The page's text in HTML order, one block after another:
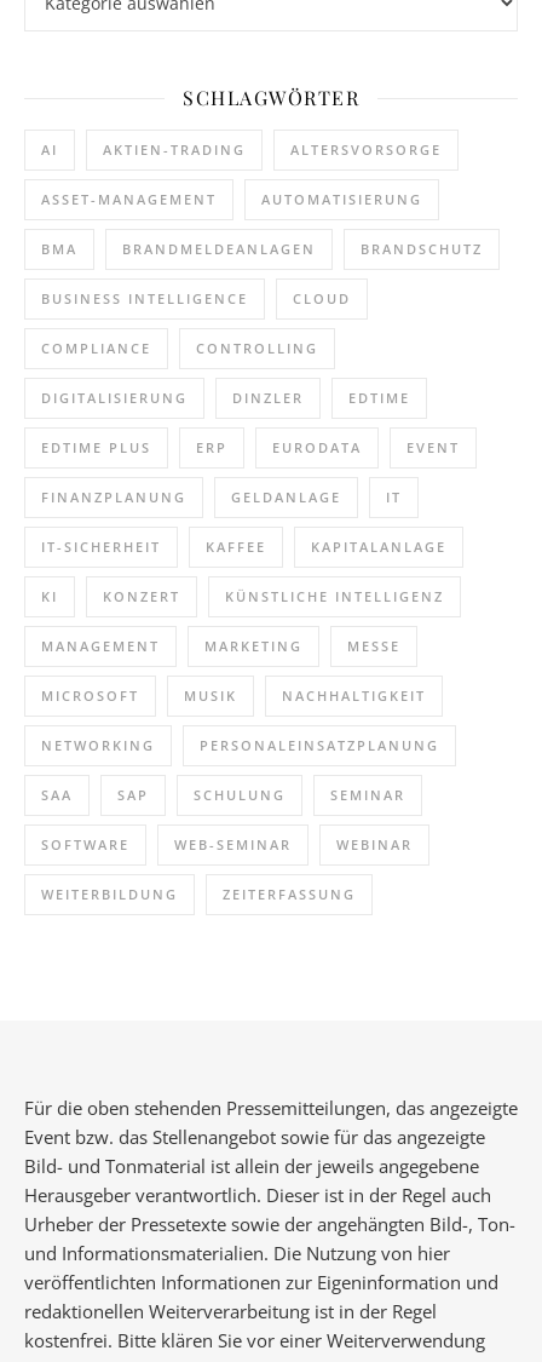
SCHLAGWÖRTER
AI AKTIEN-TRADING ALTERSVORSORGE
ASSET-MANAGEMENT AUTOMATISIERUNG
BMA BRANDMELDEANLAGEN BRANDSCHUTZ
BUSINESS INTELLIGENCE CLOUD
COMPLIANCE CONTROLLING
DIGITALISIERUNG DINZLER EDTIME
EDTIME PLUS ERP EURODATA EVENT
FINANZPLANUNG GELDANLAGE IT
IT-SICHERHEIT KAFFEE KAPITALANLAGE
KI KONZERT KÜNSTLICHE INTELLIGENZ
MANAGEMENT MARKETING MESSE
MICROSOFT MUSIK NACHHALTIGKEIT
NETWORKING PERSONALEINSATZPLANUNG
SAA SAP SCHULUNG SEMINAR
SOFTWARE WEB-SEMINAR WEBINAR
WEITERBILDUNG ZEITERFASSUNG
Für die oben stehenden Pressemitteilungen, das angezeigte
Event bzw. das Stellenangebot sowie für das angezeigte
Bild- und Tonmaterial ist allein der jeweils angegebene
Herausgeber verantwortlich. Dieser ist in der Regel auch
Urheber der Pressetexte sowie der angehängten Bild-, Ton-
und Informationsmaterialien. Die Nutzung von hier
veröffentlichten Informationen zur Eigeninformation und
redaktionellen Weiterverarbeitung ist in der Regel
kostenfrei. Bitte klären Sie vor einer Weiterverwendung